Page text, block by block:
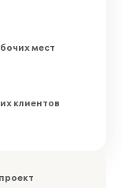
мест
клиентов